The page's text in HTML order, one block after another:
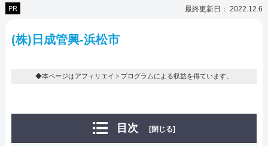
PR 最終更新日： 2022.12.6
(株)日成管興-浜松市
◆本ページはアフィリエイトプログラムによる収益を得ています。
目次 [閉じる]